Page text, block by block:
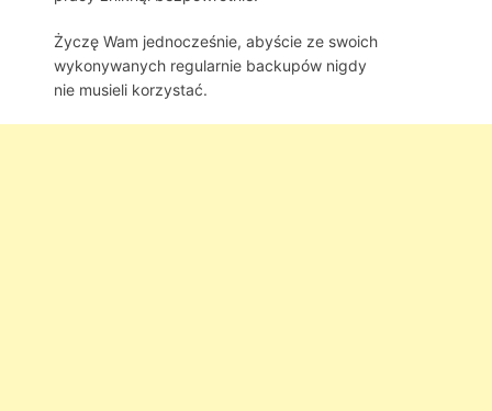
Życzę Wam jednocześnie, abyście ze swoich
wykonywanych regularnie backupów nigdy
nie musieli korzystać.